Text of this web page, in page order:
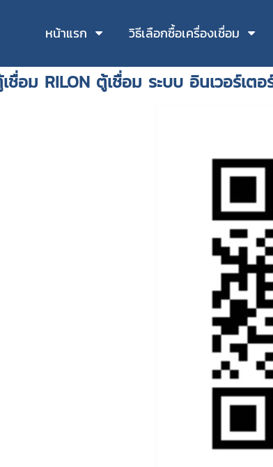
หน้าแรก วิธีเลือกซื้อเครื่องเชื่อม
ชื่อม RILON ตู้เชื่อม ระบบ อินเวอร์เต